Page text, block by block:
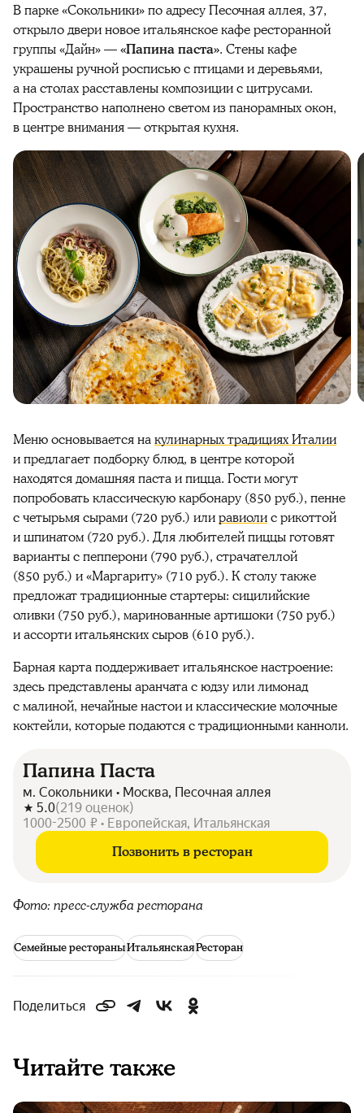
В парке «Сокольники» по адресу Песочная аллея, 37,
открыло двери новое итальянское кафе ресторанной
группы «Дайн» —«Папина паста». Стены кафе
украшены ручной росписью с птицами и деревьями,
а на столах расставлены композиции с цитрусами.
Пространство наполнено светом из панорамных окон,
в центре внимания — открытая кухня.
Меню основывается накулинарных традициях Италии
и предлагает подборку блюд, в центре которой
находятся домашняя паста и пицца. Гости могут
попробовать классическую карбонару (850 руб.), пенне
с четырьмя сырами (720 руб.) илиравиолис рикоттой
и шпинатом (720 руб.). Для любителей пиццы готовят
варианты с пепперони (790 руб.), страчателлой
(850 руб.) и «Маргариту» (710 руб.). К столу также
предложат традиционные стартеры: сицилийские
оливки (750 руб.), маринованные артишоки (750 руб.)
и ассорти итальянских сыров (610 руб.).
Барная карта поддерживает итальянское настроение:
здесь представлены аранчата с юдзу или лимонад
с малиной, нечайные настои и классические молочные
коктейли, которые подаются с традиционными канноли.
Папина Паста
м. Сокольники • Москва, Песочная аллея
5.0(219 оценок)
1000-2500 ₽ • Европейская, Итальянская
Позвонить в ресторан
Фото: пресс-служба ресторана
Семейные рестораныИтальянскаяРесторан
Поделиться
Читайте также